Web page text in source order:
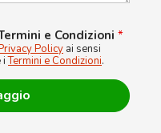
e Condizioni *
Policy ai sensi
iTermini e Condizioni.